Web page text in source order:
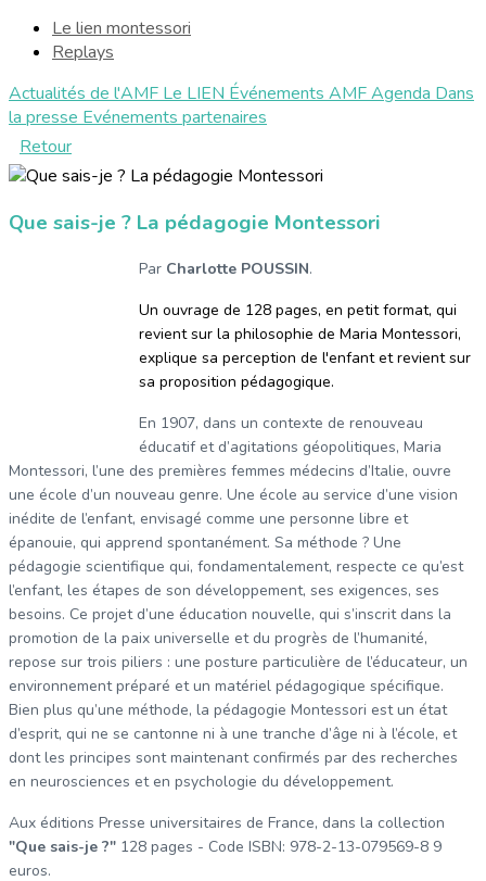
Le lien montessori
Replays
Actualités de l'AMF Le LIEN Événements AMFAgenda Dans
la presse Evénements partenaires
Retour
Que sais-je ? La pédagogie Montessori
Par Charlotte POUSSIN.
Un ouvrage de 128 pages, en petit format, qui
revient sur la philosophie de Maria Montessori,
explique sa perception de l'enfant et revient sur
sa proposition pédagogique.
En 1907, dans un contexte de renouveau
éducatif et d’agitations géopolitiques, Maria
Montessori, l’une des premières femmes médecins d’Italie, ouvre
une école d’un nouveau genre. Une école au service d’une vision
inédite de l’enfant, envisagé comme une personne libre et
épanouie, qui apprend spontanément. Sa méthode ? Une
pédagogie scientifique qui, fondamentalement, respecte ce qu’est
l’enfant, les étapes de son développement, ses exigences, ses
besoins. Ce projet d’une éducation nouvelle, qui s’inscrit dans la
promotion de la paix universelle et du progrès de l’humanité,
repose sur trois piliers : une posture particulière de l’éducateur, un
environnement préparé et un matériel pédagogique spécifique.
Bien plus qu’une méthode, la pédagogie Montessori est un état
d’esprit, qui ne se cantonne ni à une tranche d’âge ni à l’école, et
dont les principes sont maintenant confirmés par des recherches
en neurosciences et en psychologie du développement.
Aux éditions Presse universitaires de France, dans la collection
"Que sais-je ?" 128 pages - Code ISBN: 978-2-13-079569-8 9
euros.